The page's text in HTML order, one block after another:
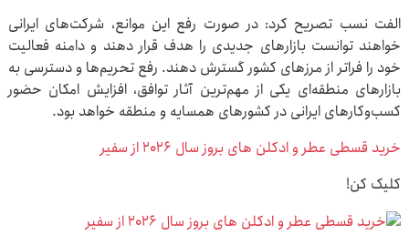
الفت نسب تصریح کرد: در صورت رفع این موانع، شرکت‌های ایرانی
خواهند توانست بازارهای جدیدی را هدف قرار دهند و دامنه فعالیت
خود را فراتر از مرزهای کشور گسترش دهند. رفع تحریم‌ها و دسترسی به
بازارهای منطقه‌ای یکی از مهم‌ترین آثار توافق، افزایش امکان حضور
کسب‌وکارهای ایرانی در کشورهای همسایه و منطقه خواهد بود.
خرید قسطی عطر و ادکلن های بروز سال 2026 از سفیر
کلیک کن!